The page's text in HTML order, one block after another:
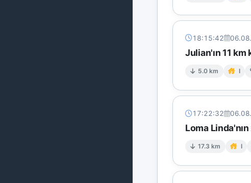
18:15:42
Julian'ın 11
5.0 km I
17:22:32
Loma
17.3 km I